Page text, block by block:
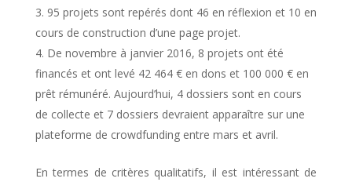
95 projets sont repérés dont 46 en réflexion et 10 en
cours de construction d’une page projet.
De novembre à janvier 2016, 8 projets ont été
financés et ont levé 42 464 € en dons et 100 000 € en
prêt rémunéré. Aujourd’hui, 4 dossiers sont en cours
de collecte et 7 dossiers devraient apparaître sur une
plateforme de crowdfunding entre mars et avril.
En termes de critères qualitatifs, il est intéressant de